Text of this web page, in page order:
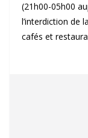
(21h00-05h00
l’interdiction de
cafés et